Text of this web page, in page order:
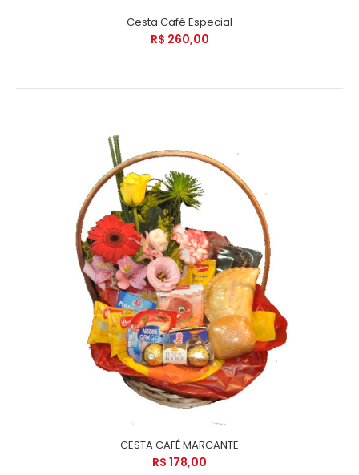
Cesta Café Especial
R$ 260,00
CESTA CAFÉ MARCANTE
R$ 178,00